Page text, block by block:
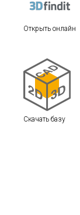
Открыть онлайн
Скачать базу